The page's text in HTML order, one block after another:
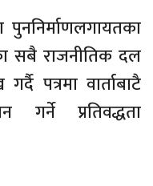
सबै राजनीतिक दल
पत्रमा वार्ताबाटै
गर्ने प्रतिवद्धता